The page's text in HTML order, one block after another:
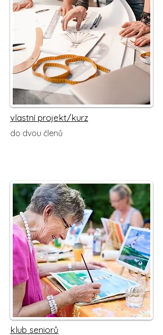
vlastní projekt/kurz
do dvou členů
klub seniorů